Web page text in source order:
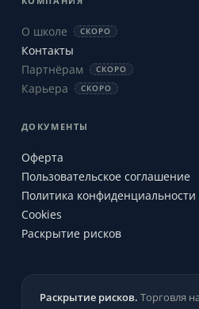
О школе СКОРО
Контакты
Партнёрам
СКОРО
Карьера СКОРО
ДОКУМЕНТЫ
Оферта
Пользовательское соглашение
Политика конфиденциальности
Cookies
Раскрытие рисков
Раскрытие рисков. Торговля